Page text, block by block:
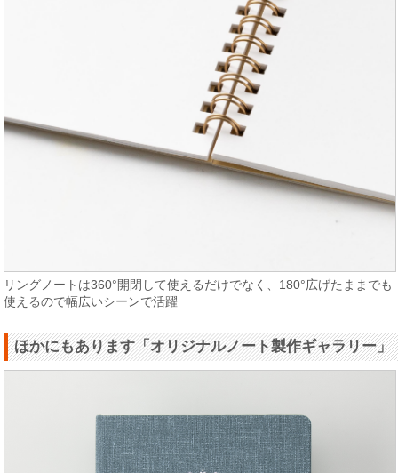
リングノートは360°開閉して使えるだけでなく、180°広げたままでも
使えるので幅広いシーンで活躍
ほかにもあります「オリジナルノート製作ギャラリー」